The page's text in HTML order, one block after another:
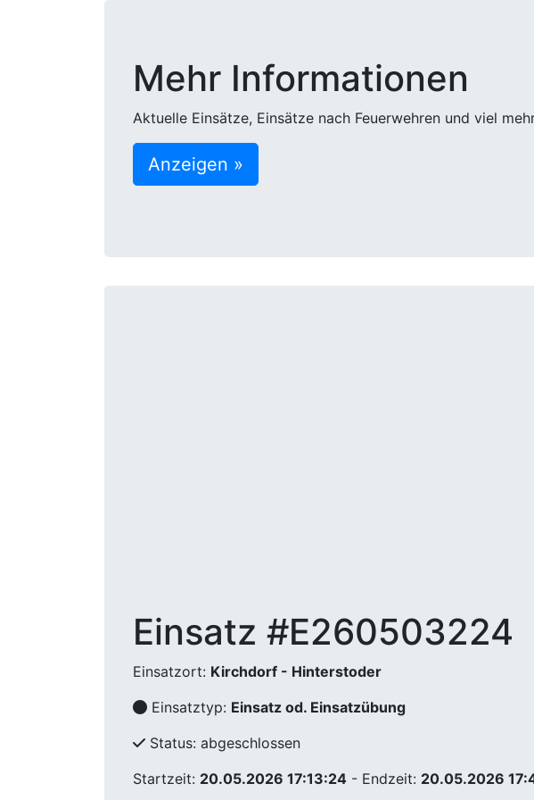
Mehr Informationen
Aktuelle Einsätze, Einsätze nach Feuerwehren und viel
Anzeigen »
Einsatz #E260503224
Einsatzort: Kirchdorf - Hinterstoder
Einsatztyp: Einsatz od. Einsatzübung
Status: abgeschlossen
Startzeit: 20.05.2026 17:13:24 - Endzeit: 20.05.2026